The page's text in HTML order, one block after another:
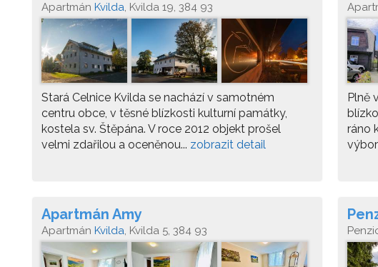
Apartmán Kvilda, Kvilda 19, 384 93
Stará Celnice Kvilda se nachází v samotném
centru obce, v těsné blízkosti kulturní památky,
kostela sv. Štěpána. V roce 2012 objekt prošel
velmi zdařilou a oceněnou... zobrazit detail
Plně
ráno
Apartmán Amy
Apartmán Kvilda, Kvilda 5, 384 93